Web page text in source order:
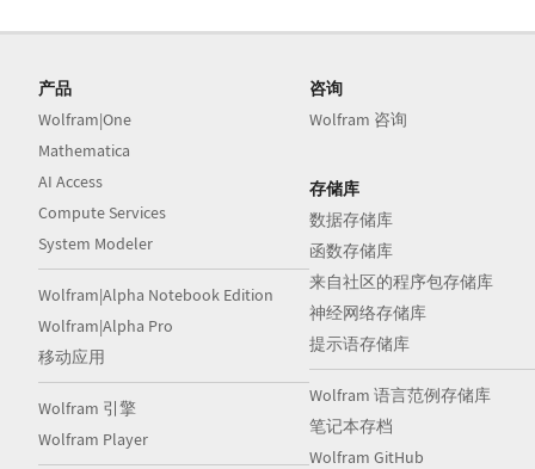
产品
Wolfram|One
Mathematica
AI Access
Compute Services
System Modeler
Wolfram|Alpha Notebook Edition
Wolfram|Alpha Pro
移动应用
Wolfram 引擎
Wolfram Player
咨询
Wolfram 咨询
存储库
数据存储库
函数存储库
来自社区的程序包存储库
神经网络存储库
提示语存储库
Wolfram 语言范例存储库
笔记本存档
Wolfram GitHub